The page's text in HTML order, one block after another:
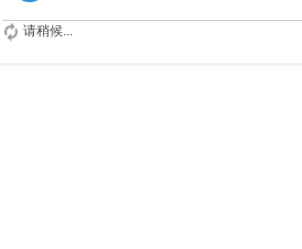
请稍候...